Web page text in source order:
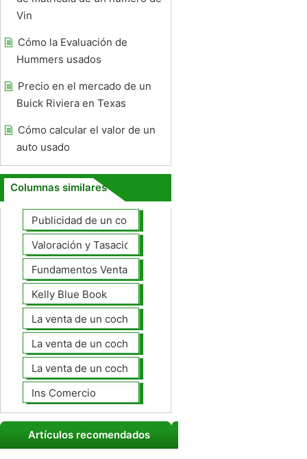
Vin
Cómo la Evaluación de
Hummers usados ​​
Precio en el mercado de un
Buick Riviera en Texas
Cómo calcular el valor de un
auto usado
Columnas similares
Publicidad de un coche para la venta
Valoración y Tasación
Fundamentos Venta de coches
Kelly Blue Book
La venta de un coche en línea
La venta de un coche usted mismo
La venta de un coche a un taller de
Ins Comercio
Artículos recomendados